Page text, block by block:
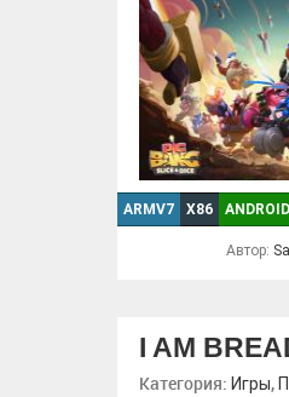
ARMV7 X86
Автор:
I AM
Категория: Игры,